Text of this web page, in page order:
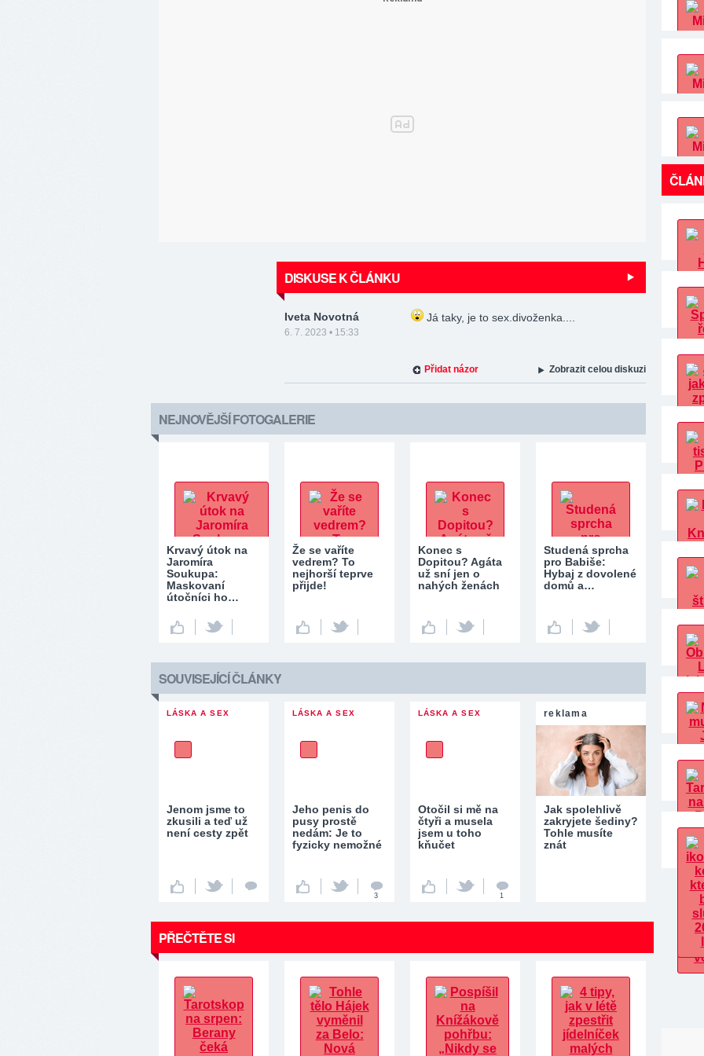
DISKUSE K ČLÁNKU
Iveta Novotná
6. 7. 2023 • 15:33
Já taky, je to sex.divoženka....
Přidat názor Zobrazit celou diskuzi
NEJNOVĚJŠÍ FOTOGALERIE
Krvavý útok na
Jaromíra
Soukupa:
Maskovaní
útočníci ho…
Že se vaříte
vedrem? To
nejhorší teprve
přijde!
Konec s
Dopitou? Agáta
už sní jen o
nahých ženách
Studená sprcha
pro Babiše:
Hybaj z dovolené
domů a…
SOUVISEJÍCÍ ČLÁNKY
LÁSKA A SEX
Jenom jsme to
zkusili a teď už
není cesty zpět
LÁSKA A SEX
Jeho penis do
pusy prostě
nedám: Je to
fyzicky nemožné
3
LÁSKA A SEX
Otočil si mě na
čtyři a musela
jsem u toho
kňučet
1
reklama
Jak spolehlivě
zakryjete šediny?
Tohle musíte
znát
PŘEČTĚTE SI